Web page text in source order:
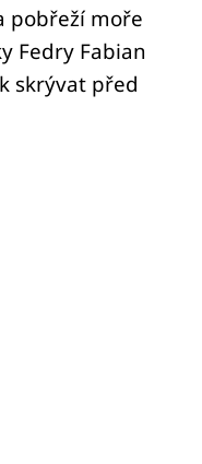
pobřeží moře
Fedry Fabian
skrývat před